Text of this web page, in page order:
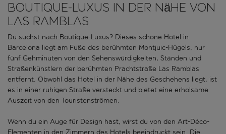
Boutique-Luxus in der Nähe von
Las Ramblas
Du suchst nach Boutique-Luxus? Dieses schöne Hotel in
Barcelona liegt am Fuße des berühmten Montjuic-Hügels, nur
fünf Gehminuten von den Sehenswürdigkeiten, Ständen und
Straßenkünstlern der berühmten Prachtstraße Las Ramblas
entfernt. Obwohl das Hotel in der Nähe des Geschehens liegt, ist
es in einer ruhigen Straße versteckt und bietet eine erholsame
Auszeit von den Touristenströmen.
Wenn du ein Auge für Design hast, wirst du von den Art-Déco-